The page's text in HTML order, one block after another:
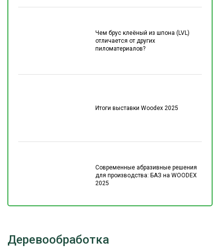
Чем брус клеёный из шпона (LVL)
отличается от других
пиломатериалов?
Итоги выставки Woodex 2025
Современные абразивные решения
для производства: БАЗ на WOODEX
2025
Деревообработка